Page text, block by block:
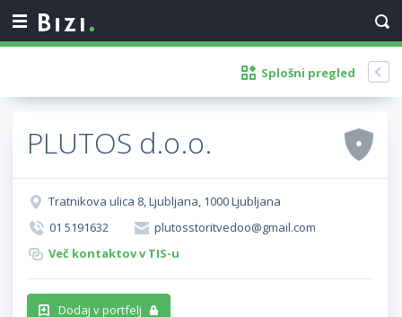
Splošni pregled
PLUTOS d.o.o.
Tratnikova ulica 8, Ljubljana, 1000 Ljubljana
01 5191632
plutosstoritvedoo@gmail.com
Več kontaktov v TIS-u
Dodaj v portfelj